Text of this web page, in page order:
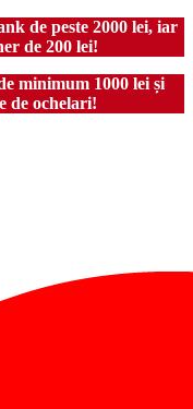
de peste 2000 lei, iar
de 200 lei!
minimum 1000 lei și
de ochelari!